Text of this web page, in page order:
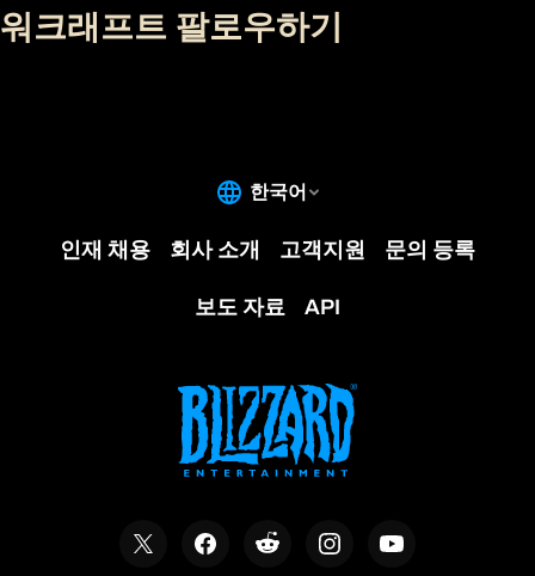
워크래프트 팔로우하기